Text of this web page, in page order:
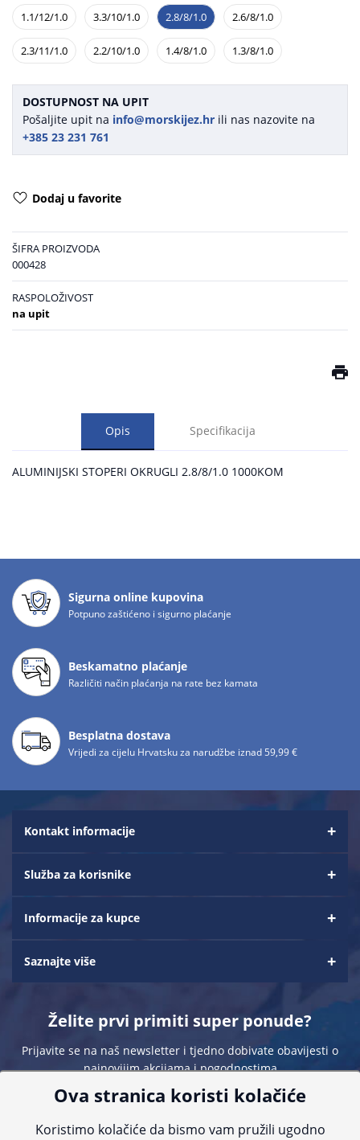
1.1/12/1.0 3.3/10/1.0 2.8/8/1.0 2.6/8/1.0
2.3/11/1.0 2.2/10/1.0 1.4/8/1.0 1.3/8/1.0
DOSTUPNOST NA UPIT
Pošaljite upit na info@morskijez.hr ili nas nazovite na
+385 23 231 761
Dodaj u favorite
ŠIFRA PROIZVODA
000428
RASPOLOŽIVOST
na upit
Opis Specifikacija
ALUMINIJSKI STOPERI OKRUGLI 2.8/8/1.0 1000KOM
Sigurna online kupovina
Potpuno zaštićeno i sigurno plaćanje
Beskamatno plaćanje
Različiti način plaćanja na rate bez kamata
Besplatna dostava
Vrijedi za cijelu Hrvatsku za narudžbe iznad 59,99 €
Kontakt informacije
Služba za korisnike
Informacije za kupce
Saznajte više
Želite prvi primiti super ponude?
Prijavite se na naš newsletter i tjedno dobivate obavijesti o
najnovijim akcijama i pogodnostima
Ova stranica koristi kolačiće
Koristimo kolačiće da bismo vam pružili ugodno